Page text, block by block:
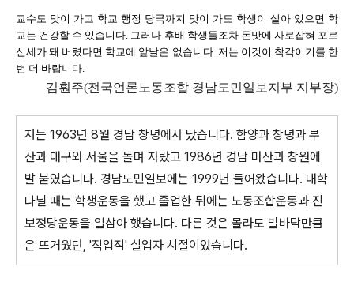
교수도 맛이 가고 학교 행정 당국까지 맛이 가도 학생이 살아 있으면 학
교는 건강할 수 있습니다. 그러나 후배 학생들조차 돈맛에 사로잡혀 포로
신세가 돼 버렸다면 학교에 앞날은 없습니다. 저는 이것이 착각이기를 한
번 더 바랍니다.
김훤주(전국언론노동조합 경남도민일보지부 지부장)
저는 1963년 8월 경남 창녕에서 났습니다. 함양과 창녕과 부
산과 대구와 서울을 돌며 자랐고 1986년 경남 마산과 창원에
발 붙였습니다. 경남도민일보에는 1999년 들어왔습니다. 대학
다닐 때는 학생운동을 했고 졸업한 뒤에는 노동조합운동과 진
보정당운동을 일삼아 했습니다. 다른 것은 몰라도 발바닥만큼
은 뜨거웠던, '직업적' 실업자 시절이었습니다.